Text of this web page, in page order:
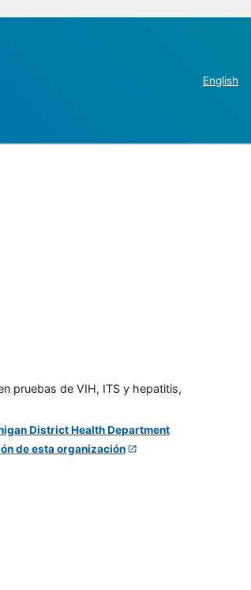
English
pruebas de VIH, ITS y hepatitis,
de esta organización